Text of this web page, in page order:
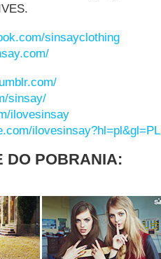
sinsayclothing
sinsay/
ilovesinsay
ilovesinsay?hl=pl&gl=PL
DO POBRANIA: